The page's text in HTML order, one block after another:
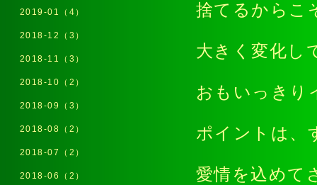
捨てるからこ
大きく変化し
おもいっきり
ポイントは、
愛情を込めて
2019-01（4）
2018-12（3）
2018-11（3）
2018-10（2）
2018-09（3）
2018-08（2）
2018-07（2）
2018-06（2）